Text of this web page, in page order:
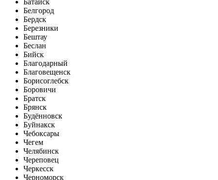
Батайск
Белгород
Бердск
Березники
Бештау
Беслан
Бийск
Благодарный
Благовещенск
Борисоглебск
Боровичи
Братск
Брянск
Будённовск
Буйнакск
Чебоксары
Чегем
Челябинск
Череповец
Черкесск
Черноморск